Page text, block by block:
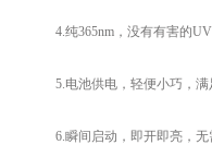
4.纯365nm，没有有害的
5.电池供电，轻便小巧，满
6.瞬间启动，即开即亮，无